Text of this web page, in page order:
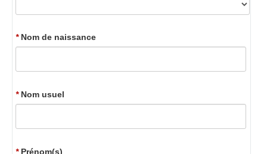
*Nom de naissance
*Nom usuel
*Prénom(s)